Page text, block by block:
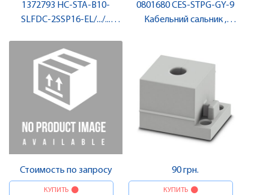
1372793 HC-STA-B10-
SLFDC-2SSP16-EL/.../...
Pheonix Contact
Стоимость по запросу
КУПИТЬ
0801680 CES-STPG-GY-9
Кабельний сальник ,
90 грн.
КУПИТЬ